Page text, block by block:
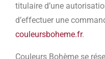
titulaire d’une
d’effectuer une
couleursboheme.fr.
Couleurs Bohème se